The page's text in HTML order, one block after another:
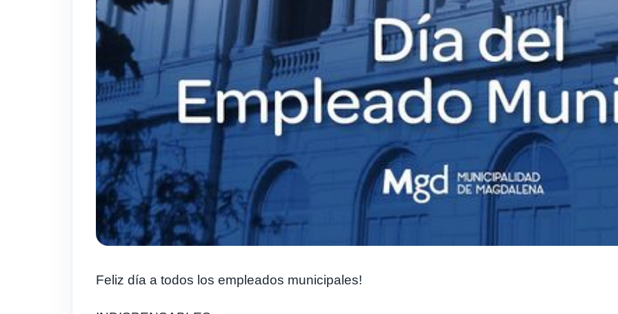
Feliz día a todos los empleados municipales!